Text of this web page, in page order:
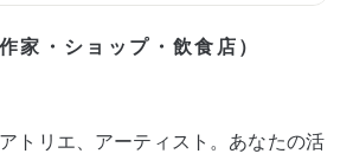
家・ショップ・飲食店）
トリエ、アーティスト。あなたの活